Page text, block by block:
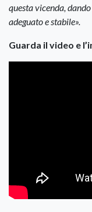
questa vicenda,
adeguato e stabile».
Guarda il video e